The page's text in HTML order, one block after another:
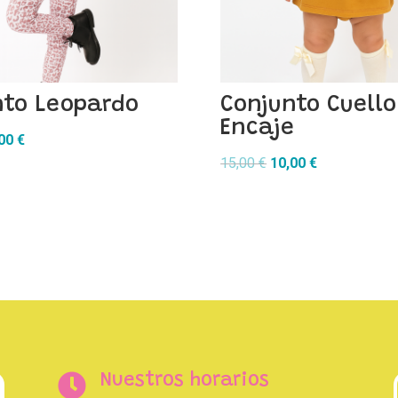
Leopardo
€El
Conjunto Cuello
Encaje
15,00€ El
10,00€El
 Nuestros horarios